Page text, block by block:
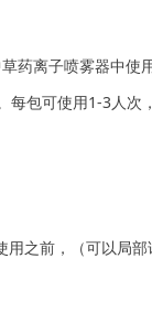
药离子喷雾器中使
每包可使用1-3人次
之前，（可以局